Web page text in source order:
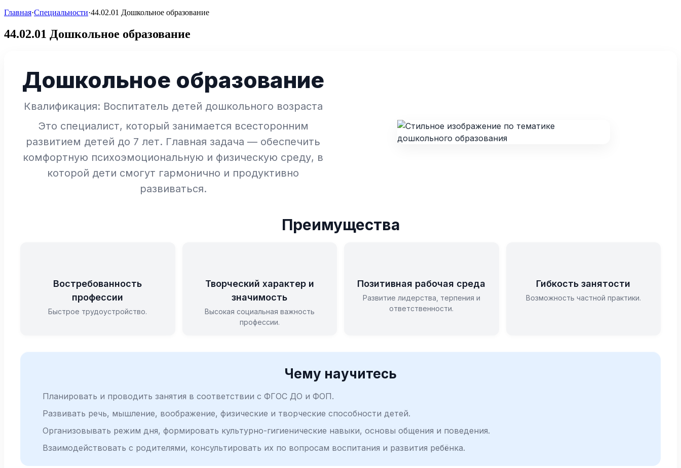
Главная·Специальности·44.02.01 Дошкольное образование
44.02.01 Дошкольное образование
Дошкольное образование
Квалификация: Воспитатель детей дошкольного возраста
Это специалист, который занимается всесторонним
развитием детей до 7 лет. Главная задача — обеспечить
комфортную психоэмоциональную и физическую среду, в
которой дети смогут гармонично и продуктивно
развиваться.
Преимущества
Востребованность
профессии
Быстрое трудоустройство.
Творческий характер и
значимость
Высокая социальная важность
профессии.
Позитивная рабочая среда
Развитие лидерства, терпения и
ответственности.
Гибкость занятости
Возможность частной практики.
Чему научитесь
Планировать и проводить занятия в соответствии с ФГОС ДО и ФОП.
Развивать речь, мышление, воображение, физические и творческие способности детей.
Организовывать режим дня, формировать культурно-гигиенические навыки, основы общения и поведения.
Взаимодействовать с родителями, консультировать их по вопросам воспитания и развития ребёнка.